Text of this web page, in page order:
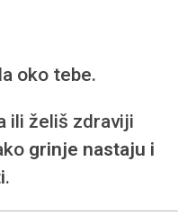
oko tebe.
ili želiš zdraviji
grinje nastaju i
.